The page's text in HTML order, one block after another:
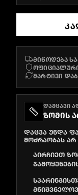
მიწოდება
მარტივი
ᲓᲐᲛᲪᲐᲕᲘ
ᲖᲝᲛᲘᲡ
დაცვა უნდა
მოძრაობას
აირჩიეთ